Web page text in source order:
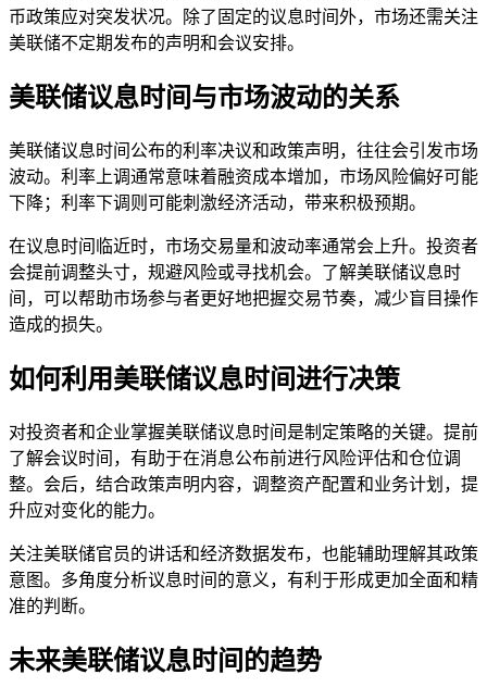
币政策应对突发状况。除了固定的议息时间外，市场还需关注
美联储不定期发布的声明和会议安排。
美联储议息时间与市场波动的关系
美联储议息时间公布的利率决议和政策声明，往往会引发市场
波动。利率上调通常意味着融资成本增加，市场风险偏好可能
下降；利率下调则可能刺激经济活动，带来积极预期。
在议息时间临近时，市场交易量和波动率通常会上升。投资者
会提前调整头寸，规避风险或寻找机会。了解美联储议息时
间，可以帮助市场参与者更好地把握交易节奏，减少盲目操作
造成的损失。
如何利用美联储议息时间进行决策
对投资者和企业掌握美联储议息时间是制定策略的关键。提前
了解会议时间，有助于在消息公布前进行风险评估和仓位调
整。会后，结合政策声明内容，调整资产配置和业务计划，提
升应对变化的能力。
关注美联储官员的讲话和经济数据发布，也能辅助理解其政策
意图。多角度分析议息时间的意义，有利于形成更加全面和精
准的判断。
未来美联储议息时间的趋势